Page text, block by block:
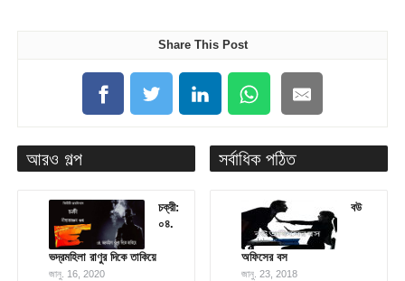
Share This Post
আরও গল্প
চক্রী:
০৪.
ভদ্রমহিলা রাণুর দিকে তাকিয়ে
জানু. 16, 2020
সর্বাধিক পঠিত
বউ
অফিসের বস
জানু. 23, 2018